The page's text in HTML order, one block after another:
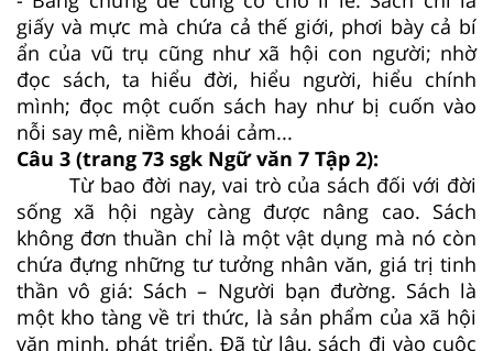
giấy và mực mà chứa cả thế giới, phơi bày cả bí
ẩn của vũ trụ cũng như xã hội con người; nhờ
đọc sách, ta hiểu đời, hiểu người, hiểu chính
mình; đọc một cuốn sách hay như bị cuốn vào
nỗi say mê, niềm khoái cảm...
Câu 3 (trang 73 sgk Ngữ văn 7 Tập 2):
Từ bao đời nay, vai trò của sách đối với đời
sống xã hội ngày càng được nâng cao. Sách
không đơn thuần chỉ là một vật dụng mà nó còn
chứa đựng những tư tưởng nhân văn, giá trị tinh
thần vô giá: Sách – Người bạn đường. Sách là
một kho tàng về tri thức, là sản phẩm của xã hội
văn minh, phát triển. Đã từ lâu, sách đi vào cuộc